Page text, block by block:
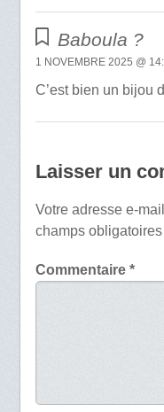
Baboula ?
1 NOVEMBRE 2025 @
C’est bien un bijou
Laisser un
Votre adresse e-
champs
Commentaire *